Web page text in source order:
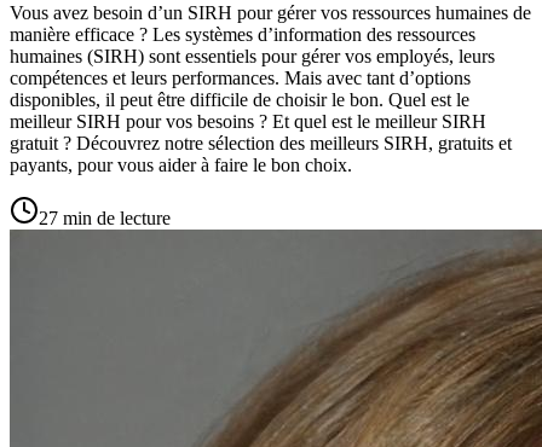
Vous avez besoin d’un SIRH pour gérer vos ressources humaines de
manière efficace ? Les systèmes d’information des ressources
humaines (SIRH) sont essentiels pour gérer vos employés, leurs
compétences et leurs performances. Mais avec tant d’options
disponibles, il peut être difficile de choisir le bon. Quel est le
meilleur SIRH pour vos besoins ? Et quel est le meilleur SIRH
gratuit ? Découvrez notre sélection des meilleurs SIRH, gratuits et
payants, pour vous aider à faire le bon choix.
27 min de lecture